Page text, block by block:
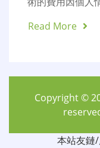
Read More
Copyright ©
本站友鏈